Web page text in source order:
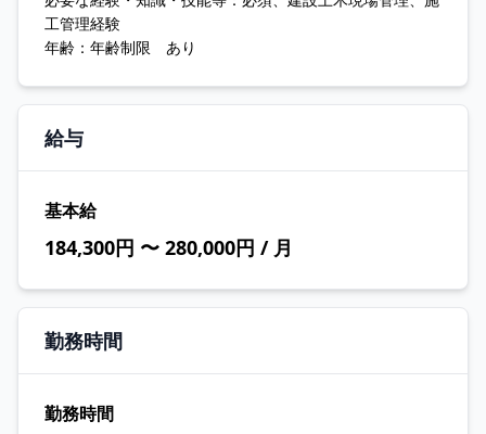
工管理経験
年齢：年齢制限 あり
給与
基本給
184,300円 〜 280,000円 / 月
勤務時間
勤務時間